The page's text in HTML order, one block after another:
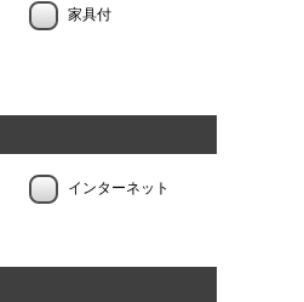
家具付
インターネット